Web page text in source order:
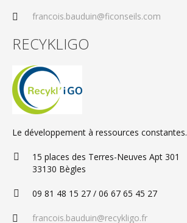
francois.bauduin@ficonseils.com
RECYKLIGO
Le développement à ressources constantes.
15 places des Terres-Neuves Apt 301
33130 Bègles
09 81 48 15 27 / 06 67 65 45 27
francois.bauduin@recykligo.fr